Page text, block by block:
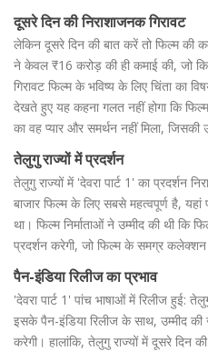
दूसरे दिन की निराशाजनक गिरावट
लेकिन दूसरे दिन की बात करें तो फिल्म की
ने केवल ₹16 करोड़ की ही कमाई की, जो
गिरावट फिल्म के भविष्य के लिए चिंता का
देखते हुए यह कहना गलत नहीं होगा कि
का वह प्यार और समर्थन नहीं मिला, जिसकी
तेलुगु राज्यों में प्रदर्शन
तेलुगु राज्यों में 'देवरा पार्ट 1' का प्रदर्शन
बाजार फिल्म के लिए सबसे महत्वपूर्ण है, यहां
था। फिल्म निर्माताओं ने उम्मीद की थी कि
प्रदर्शन करेगी, जो फिल्म के समग्र कलेक्शन
पैन-इंडिया रिलीज का प्रभाव
'देवरा पार्ट 1' पांच भाषाओं में रिलीज हुई:
इसके पैन-इंडिया रिलीज के साथ, उम्मीद की
करेगी। हालांकि, तेलुगु राज्यों में दूसरे दिन